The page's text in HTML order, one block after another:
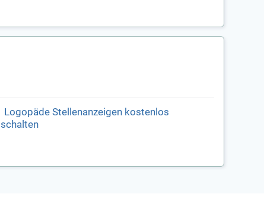
Logopäde Stellenanzeigen kostenlos
schalten